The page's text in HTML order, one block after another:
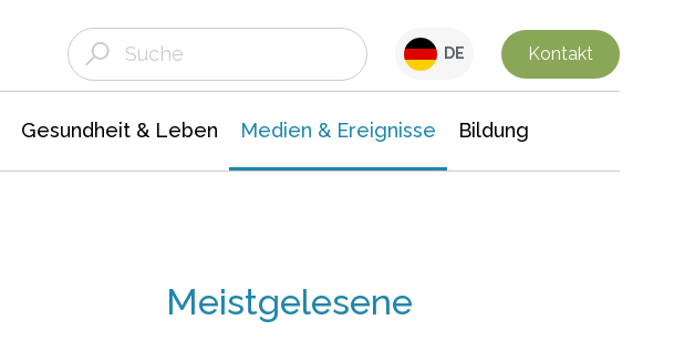
DE Kontakt
Gesundheit & Leben Medien & Ereignisse Bildung
Meistgelesene